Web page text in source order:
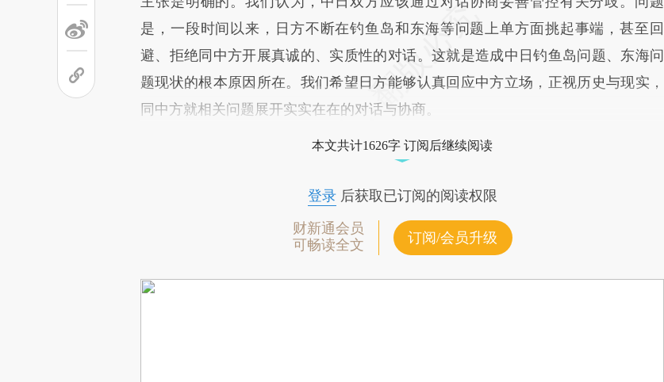
是，一段时间以来，日方不断在钓鱼岛和东海等问题上单方面挑起事端，甚至回
避、拒绝同中方开展真诚的、实质性的对话。这就是造成中日钓鱼岛问题、东海问
题现状的根本原因所在。我们希望日方能够认真回应中方立场，正视历史与现实，
同中方就相关问题展开实实在在的对话与协商。
本文共计1626字 订阅后继续阅读
登录后获取已订阅的阅读权限
财新通会员
可畅读全文
订阅/会员升级